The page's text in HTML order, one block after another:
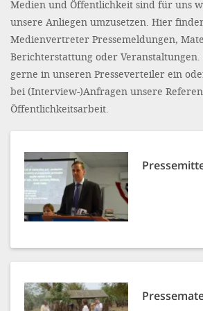
Medien und Öffentlichkeit sind für uns
unsere Anliegen umzusetzen. Hier
Medienvertreter Pressemeldungen,
Berichterstattung oder Veranstaltungen.
gerne in unseren Presseverteiler ein
bei (Interview-)Anfragen unsere
Öffentlichkeitsarbeit.